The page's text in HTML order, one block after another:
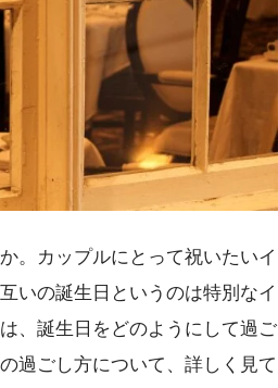
。カップルにとって祝いたいイ
いの誕生日というのは特別なイ
、誕生日をどのようにして過ご
過ごし方について、詳しく見て